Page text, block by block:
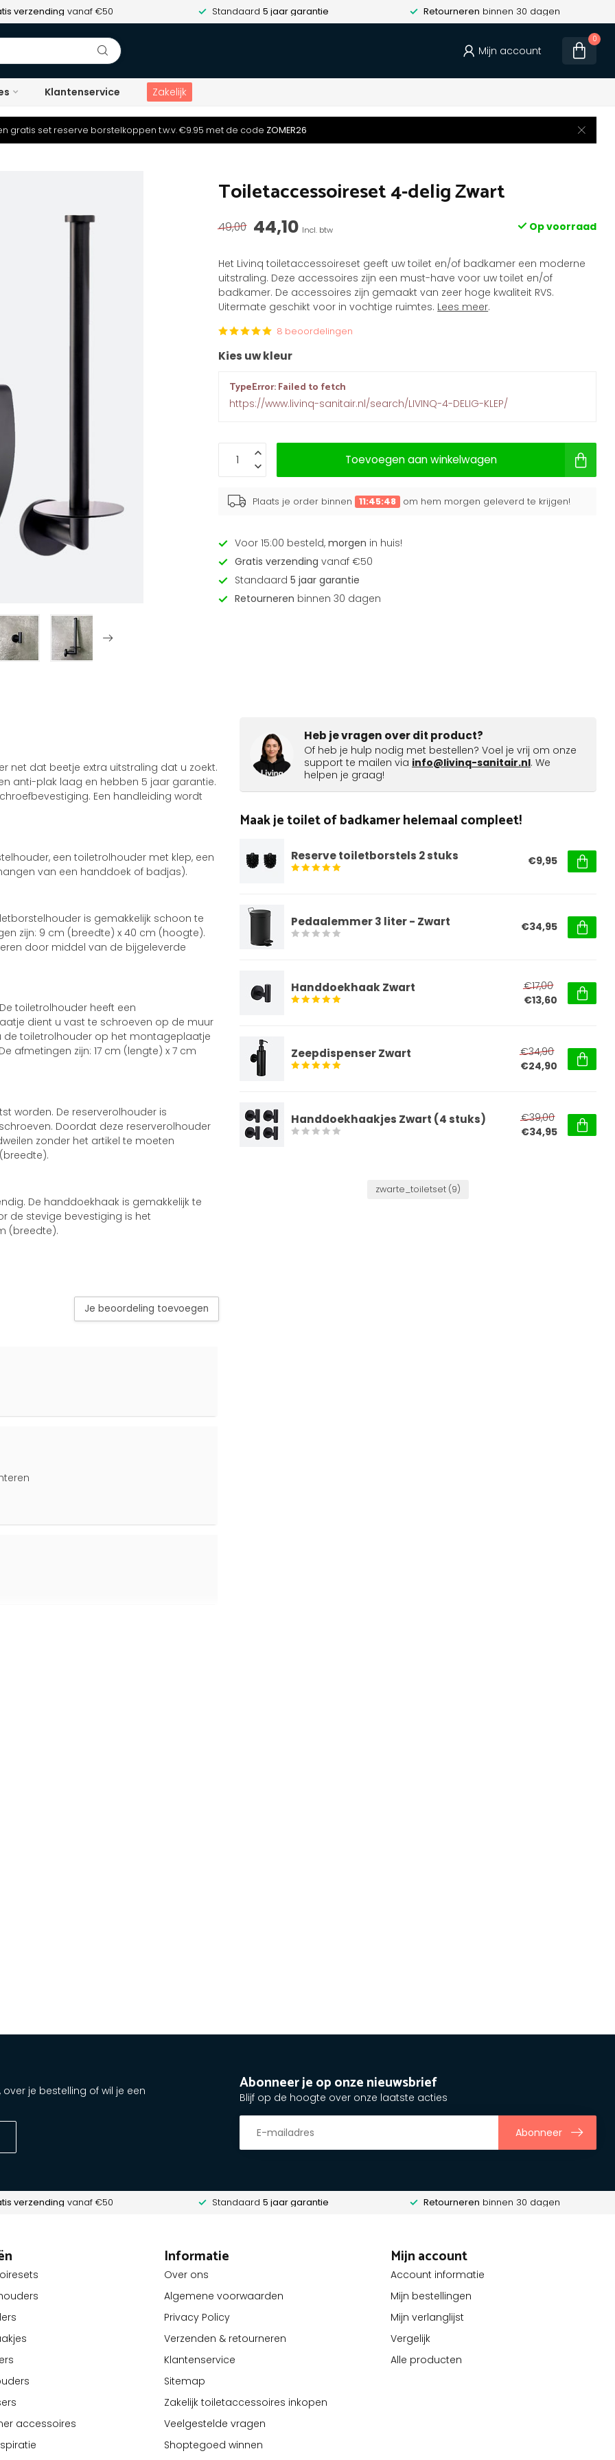
verzending vanaf €50 Standaard 5 jaar garantie Retourneren binnen 30 dagen
Mijn account
0
Klantenservice Zakelijk
gratis set reserve borstelkoppen t.w.v. €9.95 met de code ZOMER26
Toiletaccessoireset 4-delig Zwart
49,00 44,10 Incl. btw Op voorraad
Het Livinq toiletaccessoireset geeft uw toilet en/of badkamer een moderne
uitstraling. Deze accessoires zijn een must-have voor uw toilet en/of
badkamer. De accessoires zijn gemaakt van zeer hoge kwaliteit RVS.
Uitermate geschikt voor in vochtige ruimtes. Lees meer.
8 beoordelingen
Kies uw kleur
TypeError: Failed to fetch
https://www.livinq-sanitair.nl/search/LIVINQ-4-DELIG-KLEP/
Toevoegen aan winkelwagen
Plaats je order binnen 11:45:47 om hem morgen geleverd te krijgen!
Voor 15:00 besteld,morgen in huis!
Gratis verzending vanaf €50
Standaard5 jaar garantie
Retourneren binnen 30 dagen
net dat beetje extra uitstraling dat u zoekt.
anti-plak laag en hebben 5 jaar garantie.
Een handleiding wordt
een toiletrolhouder met klep, een
van een handdoek of badjas).
is gemakkelijk schoon te
zijn: 9 cm (breedte) x 40 cm (hoogte).
door middel van de bijgeleverde
toiletrolhouder heeft een
dient u vast te schroeven op de muur
de toiletrolhouder op het montageplaatje
afmetingen zijn: 17 cm (lengte) x 7 cm
worden. De reserverolhouder is
Doordat deze reserverolhouder
zonder het artikel te moeten
De handdoekhaak is gemakkelijk te
de stevige bevestiging is het
(breedte).
Je beoordeling toevoegen
product en een goede afwerking.
Heb je vragen over dit product?
Of heb je hulp nodig met bestellen? Voel je vrij om onze
support te mailen via info@livinq-sanitair.nl. We
helpen je graag!
Maak je toilet of badkamer helemaal compleet!
Reserve toiletborstels 2 stuks €9,95
Pedaalemmer 3 liter - Zwart €34,95
Handdoekhaak Zwart
€17,00
€13,60
Zeepdispenser Zwart
€34,90
€24,90
Handdoekhaakjes Zwart (4 stuks)
€39,00
€34,95
zwarte_toiletset (9)
je bestelling of wil je een
Abonneer je op onze nieuwsbrief
Blijf op de hoogte over onze laatste acties
Abonneer
verzending vanaf €50 Standaard 5 jaar garantie Retourneren binnen 30 dagen
accessoires
Informatie
Over ons
Algemene voorwaarden
Privacy Policy
Verzenden & retourneren
Klantenservice
Sitemap
Zakelijk toiletaccessoires inkopen
Veelgestelde vragen
Shoptegoed winnen
Mijn account
Account informatie
Mijn bestellingen
Mijn verlanglijst
Vergelijk
Alle producten